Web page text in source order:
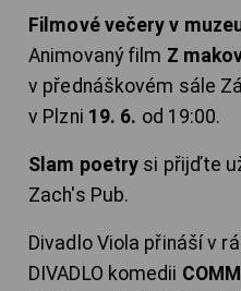
Filmové večery v
Animovaný film Z
v přednáškovém sále
v Plzni 19. 6. od 19:00.
Slam poetry si přijďte
Zach's Pub.
Divadlo Viola přináší v
DIVADLO komedii